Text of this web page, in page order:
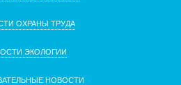
ОХРАНЫ ТРУДА
ЭКОЛОГИИ
НОВОСТИ